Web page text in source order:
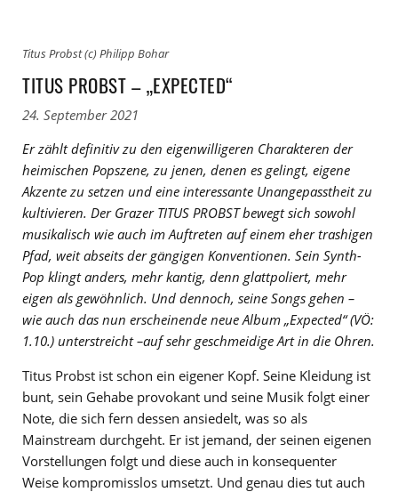
Titus Probst (c) Philipp Bohar
TITUS PROBST – „EXPECTED“
24. September 2021
Er zählt definitiv zu den eigenwilligeren Charakteren der
heimischen Popszene, zu jenen, denen es gelingt, eigene
Akzente zu setzen und eine interessante Unangepasstheit zu
kultivieren. Der Grazer TITUS PROBST bewegt sich sowohl
musikalisch wie auch im Auftreten auf einem eher trashigen
Pfad, weit abseits der gängigen Konventionen. Sein Synth-
Pop klingt anders, mehr kantig, denn glattpoliert, mehr
eigen als gewöhnlich. Und dennoch, seine Songs gehen –
wie auch das nun erscheinende neue Album „Expected“ (VÖ:
1.10.) unterstreicht –auf sehr geschmeidige Art in die Ohren.
Titus Probst ist schon ein eigener Kopf. Seine Kleidung ist
bunt, sein Gehabe provokant und seine Musik folgt einer
Note, die sich fern dessen ansiedelt, was so als
Mainstream durchgeht. Er ist jemand, der seinen eigenen
Vorstellungen folgt und diese auch in konsequenter
Weise kompromisslos umsetzt. Und genau dies tut auch